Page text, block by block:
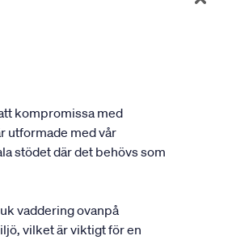
kompromissa med
utformade med vår
stödet där det behövs som
vaddering ovanpå
vilket är viktigt för en